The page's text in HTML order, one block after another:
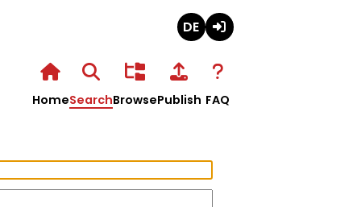
HomeSearchBrowsePublish FAQ